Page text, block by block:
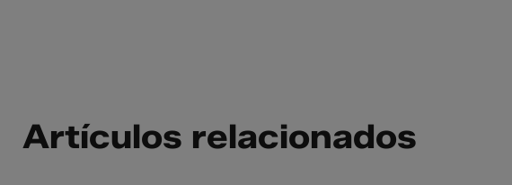
Artículos relacionados